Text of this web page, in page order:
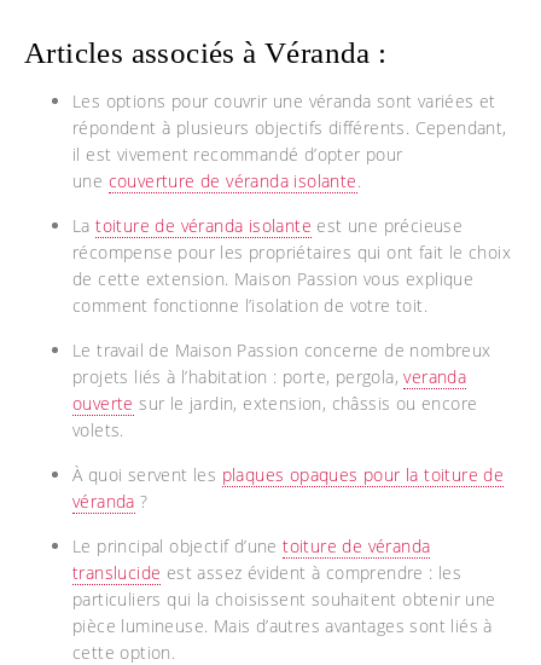
Articles associés à Véranda :
Les options pour couvrir une véranda sont variées et
répondent à plusieurs objectifs différents. Cependant,
il est vivement recommandé d’opter pour
une couverture de véranda isolante.
Latoiture de véranda isolante est une précieuse
récompense pour les propriétaires qui ont fait le choix
de cette extension. Maison Passion vous explique
comment fonctionne l’isolation de votre toit.
Le travail de Maison Passion concerne de nombreux
projets liés à l’habitation : porte, pergola,veranda
ouverte sur le jardin, extension, châssis ou encore
volets.
À quoi servent les plaques opaques pour la toiture de
véranda ?
Le principal objectif d’unetoiture de véranda
translucide est assez évident à comprendre : les
particuliers qui la choisissent souhaitent obtenir une
pièce lumineuse. Mais d’autres avantages sont liés à
cette option.